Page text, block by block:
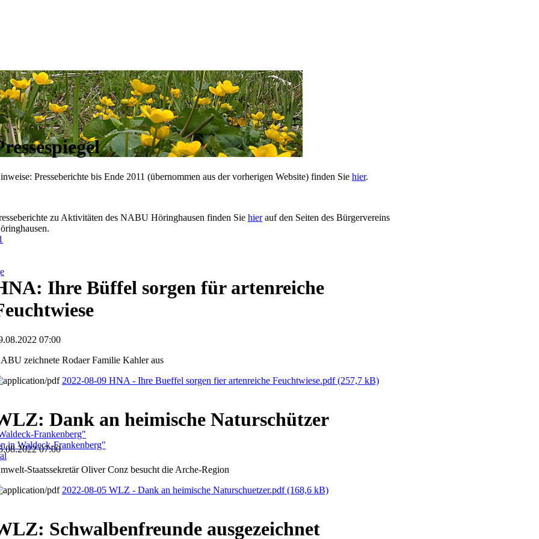
Frankenberg"
in Waldeck-Frankenberg"
Presseberichte bis Ende 2011 (übernommen aus der vorherigen Website) finden Sie hier.
zu Aktivitäten des NABU Höringhausen finden Sie hierauf den Seiten des Bürgervereins
Ihre Büffel sorgen für artenreiche
07:00
zeichnete Rodaer Familie Kahler aus
2022-08-09 HNA - Ihre Bueffel sorgen fier artenreiche Feuchtwiese.pdf(257,7 kB)
Dank an heimische Naturschützer
07:00
Staatssekretär Oliver Conz besucht die Arche-Region
2022-08-05 WLZ - Dank an heimische Naturschuetzer.pdf(168,6 kB)
Schwalbenfreunde ausgezeichnet